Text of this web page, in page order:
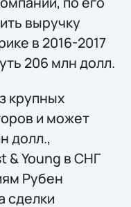
выручку
в 2016-2017
206 млн долл.
крупных
и может
долл.,
& Young в СНГ
Рубен
сделки